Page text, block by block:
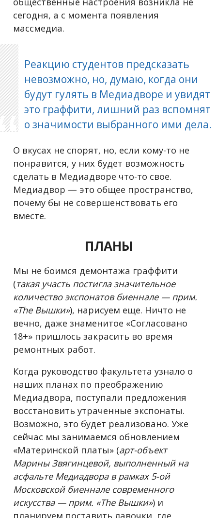
сегодня, а с момента появления
массмедиа.
Реакцию студентов предсказать
невозможно, но, думаю, когда они
будут гулять в Медиадворе и увидят
это граффити, лишний раз вспомнят
о значимости выбранного ими дела.
О вкусах не спорят, но, если кому-то не
понравится, у них будет возможность
сделать в Медиадворе что-то свое.
Медиадвор — это общее пространство,
почему бы не совершенствовать его
вместе.
ПЛАНЫ
Мы не боимся демонтажа граффити
(такая участь постигла значительное
количество экспонатов биеннале — прим.
«The Вышки»), нарисуем еще. Ничто не
вечно, даже знаменитое «Согласовано
18+» пришлось закрасить во время
ремонтных работ.
Когда руководство факультета узнало о
наших планах по преображению
Медиадвора, поступали предложения
восстановить утраченные экспонаты.
Возможно, это будет реализовано. Уже
сейчас мы занимаемся обновлением
«Материнской платы» (арт-объект
Марины Звягинцевой, выполненный на
асфальте Медиадвора в рамках 5-ой
Московской биеннале современного
искусства — прим. «The Вышки») и
планируем поставить лавочки, где